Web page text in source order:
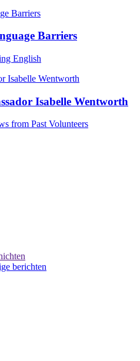
Barriers
English
Isabelle Wentworth
from Past Volunteers
berichten